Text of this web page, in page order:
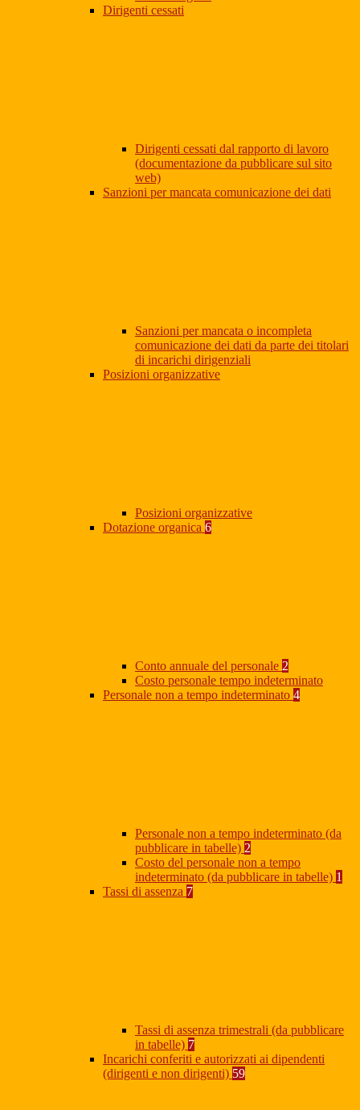
Dirigenti cessati
Dirigenti cessati dal rapporto di lavoro
(documentazione da pubblicare sul sito
web)
Sanzioni per mancata comunicazione dei dati
Sanzioni per mancata o incompleta
comunicazione dei dati da parte dei titolari
di incarichi dirigenziali
Posizioni organizzative
Posizioni organizzative
Dotazione organica 6
Conto annuale del personale 2
Costo personale tempo indeterminato
Personale non a tempo indeterminato 4
Personale non a tempo indeterminato (da
pubblicare in tabelle) 2
Costo del personale non a tempo
indeterminato (da pubblicare in tabelle) 1
Tassi di assenza 7
Tassi di assenza trimestrali (da pubblicare
in tabelle) 7
Incarichi conferiti e autorizzati ai dipendenti
(dirigenti e non dirigenti) 59